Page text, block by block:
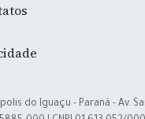
do Iguaçu - Paraná - Av.